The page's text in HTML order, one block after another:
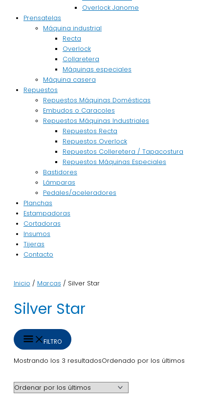
Overlock Janome
Prensatelas
Máquina industrial
Recta
Overlock
Collaretera
Máquinas especiales
Máquina casera
Repuestos
Repuestos Máquinas Domésticas
Embudos o Caracoles
Repuestos Máquinas Industriales
Repuestos Recta
Repuestos Overlock
Repuestos Colleretera / Tapacostura
Repuestos Máquinas Especiales
Bastidores
Lámparas
Pedales/aceleradores
Planchas
Estampadoras
Cortadoras
Insumos
Tijeras
Contacto
Inicio / Marcas / Silver Star
Silver Star
FILTRO
Mostrando los 3 resultadosOrdenado por los últimos